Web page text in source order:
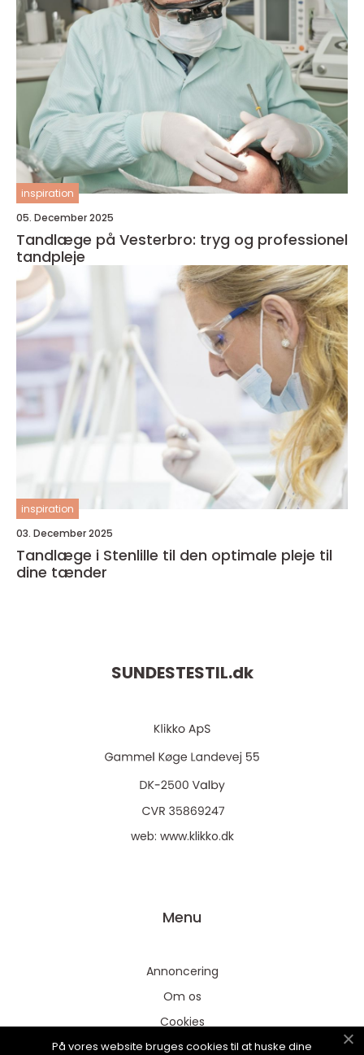
inspiration
05. December 2025
Tandlæge på Vesterbro: tryg og professionel
tandpleje
inspiration
03. December 2025
Tandlæge i Stenlille til den optimale pleje til
dine tænder
SUNDESTESTIL.dk
web: www.klikko.dk
Menu
Annoncering
Om os
Cookies
Kontakt os
På vores website bruges cookies til at huske dine